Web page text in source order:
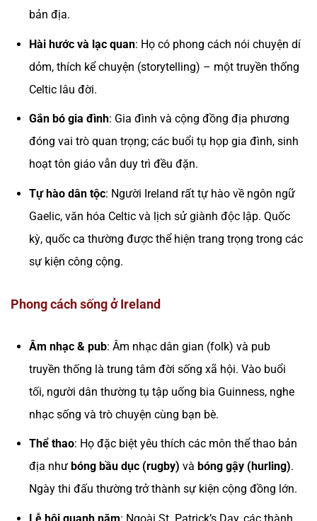
bản địa.
Hài hước và lạc quan: Họ có phong cách nói chuyện dí
dỏm, thích kể chuyện (storytelling) – một truyền thống
Celtic lâu đời.
Gắn bó gia đình: Gia đình và cộng đồng địa phương
đóng vai trò quan trọng; các buổi tụ họp gia đình, sinh
hoạt tôn giáo vẫn duy trì đều đặn.
Tự hào dân tộc: Người Ireland rất tự hào về ngôn ngữ
Gaelic, văn hóa Celtic và lịch sử giành độc lập. Quốc
kỳ, quốc ca thường được thể hiện trang trọng trong các
sự kiện công cộng.
Phong cách sống ở Ireland
Âm nhạc & pub: Âm nhạc dân gian (folk) và pub
truyền thống là trung tâm đời sống xã hội. Vào buổi
tối, người dân thường tụ tập uống bia Guinness, nghe
nhạc sống và trò chuyện cùng bạn bè.
Thể thao: Họ đặc biệt yêu thích các môn thể thao bản
địa như bóng bầu dục (rugby) và bóng gậy (hurling).
Ngày thi đấu thường trở thành sự kiện cộng đồng lớn.